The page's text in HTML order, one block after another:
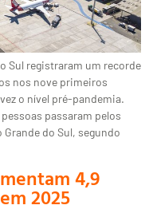
Sul registraram um recorde
nos nove primeiros
o nível pré-pandemia.
passaram pelos
do Sul, segundo
4,9
2025